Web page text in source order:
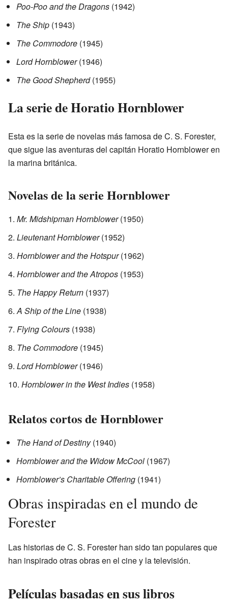
Poo-Poo and the Dragons (1942)
The Ship (1943)
The Commodore (1945)
Lord Hornblower(1946)
The Good Shepherd(1955)
La serie de Horatio Hornblower
Esta es la serie de novelas más famosa de C. S. Forester,
que sigue las aventuras del capitán Horatio Hornblower en
la marina británica.
Novelas de la serie Hornblower
Mr. Midshipman Hornblower(1950)
Lieutenant Hornblower(1952)
Hornblower and the Hotspur(1962)
Hornblower and the Atropos (1953)
The Happy Return (1937)
A Ship of the Line (1938)
Flying Colours (1938)
The Commodore (1945)
Lord Hornblower(1946)
Hornblower in the West Indies (1958)
Relatos cortos de Hornblower
The Hand of Destiny(1940)
Hornblower and the Widow McCool (1967)
Hornblower’s Charitable Offering (1941)
Obras inspiradas en el mundo de
Forester
Las historias de C. S. Forester han sido tan populares que
han inspirado otras obras en el cine y la televisión.
Películas basadas en sus libros